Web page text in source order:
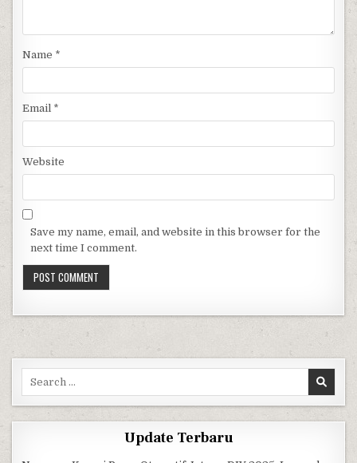
Name *
Email *
Website
Save my name, email, and website in this browser for the
next time I comment.
Search for:
Update Terbaru